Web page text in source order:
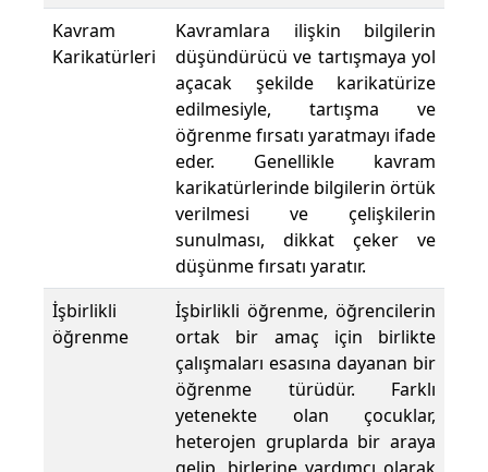
Kavram
Karikatürleri
Kavramlara ilişkin bilgilerin
düşündürücü ve tartışmaya yol
açacak şekilde karikatürize
edilmesiyle, tartışma ve
öğrenme fırsatı yaratmayı ifade
eder. Genellikle kavram
karikatürlerinde bilgilerin örtük
verilmesi ve çelişkilerin
sunulması, dikkat çeker ve
düşünme fırsatı yaratır.
İşbirlikli
öğrenme
İşbirlikli öğrenme, öğrencilerin
ortak bir amaç için birlikte
çalışmaları esasına dayanan bir
öğrenme türüdür. Farklı
yetenekte olan çocuklar,
heterojen gruplarda bir araya